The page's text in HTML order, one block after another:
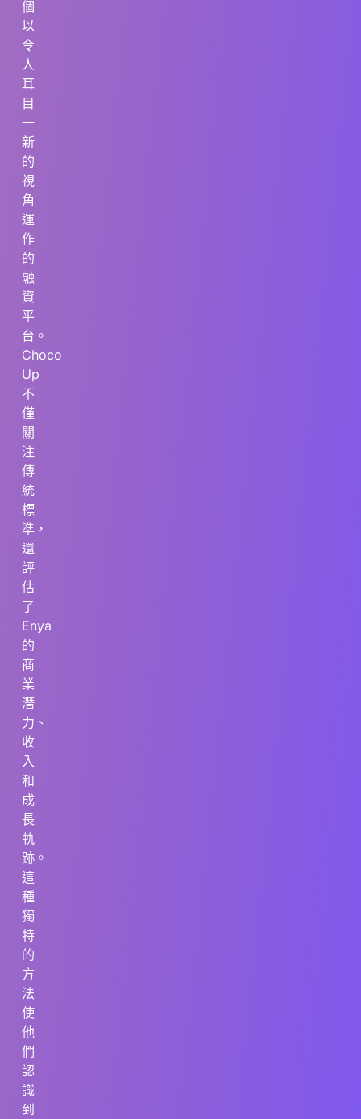
個
以
令
人
耳
目
一
新
的
視
角
運
作
的
融
資
平
台。
Choco
Up
不
僅
關
注
傳
統
標
準，
還
評
估
了
Enya
的
商
業
潛
力、
收
入
和
成
長
軌
跡。
這
種
獨
特
的
方
法
使
他
們
認
識
到